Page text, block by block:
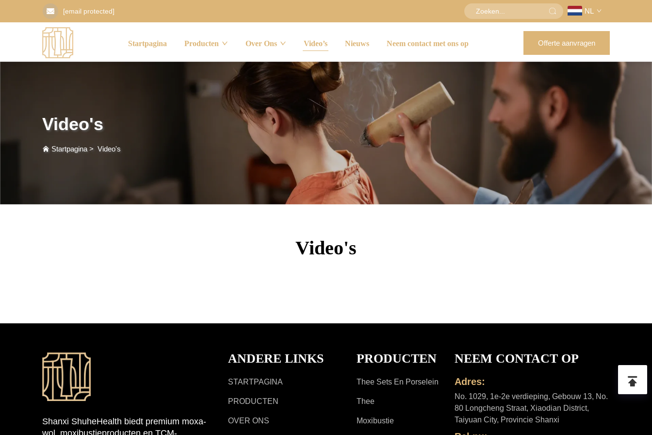
[email protected] NL
Startpagina Producten Over Ons Video’s Nieuws Neem contact met ons op Offerte aanvragen
Video's
Startpagina > Video's
Video's
Shanxi ShuheHealth biedt premium moxa-
ANDERE LINKS
STARTPAGINA
PRODUCTEN
OVER ONS
PRODUCTEN
Thee Sets En Porselein
Thee
Moxibustie
NEEM CONTACT OP
Adres:
No. 1029, 1e-2e verdieping, Gebouw 13, No.
80 Longcheng Straat, Xiaodian District,
Taiyuan City, Provincie Shanxi